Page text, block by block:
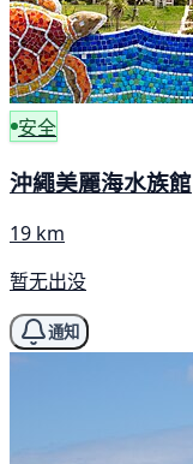
安全
沖繩美麗海水族館
19 km
暂无出没
通知